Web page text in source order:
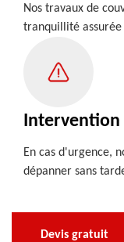
Nos travaux de
tranquillité
Intervention
En cas d'urgence,
dépanner sans
Devis gratuit